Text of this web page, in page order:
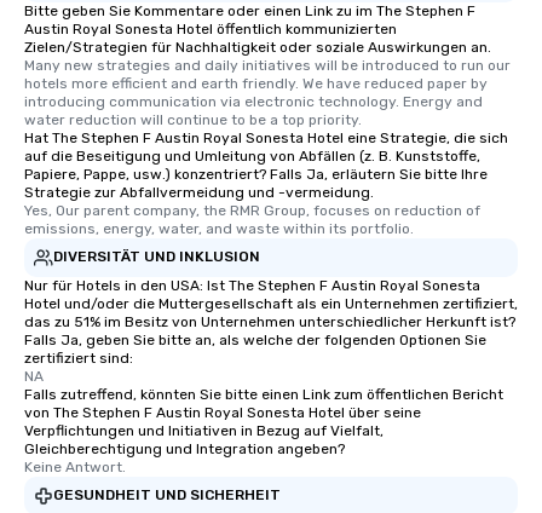
Bitte geben Sie Kommentare oder einen Link zu im The Stephen F
Austin Royal Sonesta Hotel öffentlich kommunizierten
Zielen/Strategien für Nachhaltigkeit oder soziale Auswirkungen an.
Many new strategies and daily initiatives will be introduced to run our
hotels more efficient and earth friendly. We have reduced paper by
introducing communication via electronic technology. Energy and
water reduction will continue to be a top priority.
Hat The Stephen F Austin Royal Sonesta Hotel eine Strategie, die sich
auf die Beseitigung und Umleitung von Abfällen (z. B. Kunststoffe,
Papiere, Pappe, usw.) konzentriert? Falls Ja, erläutern Sie bitte Ihre
Strategie zur Abfallvermeidung und -vermeidung.
Yes, Our parent company, the RMR Group, focuses on reduction of
emissions, energy, water, and waste within its portfolio.
DIVERSITÄT UND INKLUSION
Nur für Hotels in den USA: Ist The Stephen F Austin Royal Sonesta
Hotel und/oder die Muttergesellschaft als ein Unternehmen zertifiziert,
das zu 51% im Besitz von Unternehmen unterschiedlicher Herkunft ist?
Falls Ja, geben Sie bitte an, als welche der folgenden Optionen Sie
zertifiziert sind:
NA
Falls zutreffend, könnten Sie bitte einen Link zum öffentlichen Bericht
von The Stephen F Austin Royal Sonesta Hotel über seine
Verpflichtungen und Initiativen in Bezug auf Vielfalt,
Gleichberechtigung und Integration angeben?
Keine Antwort.
GESUNDHEIT UND SICHERHEIT